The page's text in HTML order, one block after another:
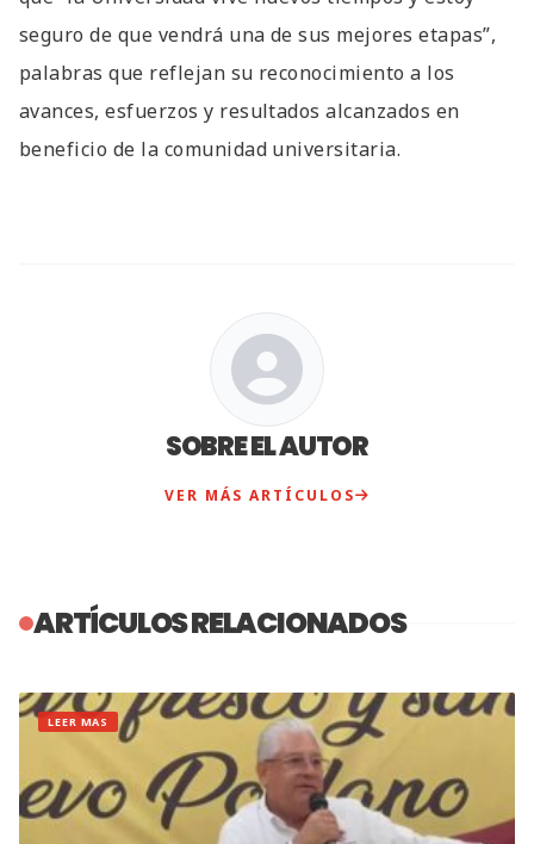
seguro de que vendrá una de sus mejores etapas”,
palabras que reflejan su reconocimiento a los
avances, esfuerzos y resultados alcanzados en
beneficio de la comunidad universitaria.
SOBRE EL AUTOR
VER MÁS ARTÍCULOS
ARTÍCULOS RELACIONADOS
LEER MAS